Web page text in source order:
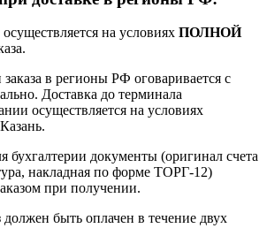
на условиях ПОЛНОЙ
в регионы РФ оговаривается с
Доставка до терминала
осуществляется на условиях
бухгалтерии документы (оригинал счета
накладная по форме ТОРГ-12)
при получении.
быть оплачен в течение двух